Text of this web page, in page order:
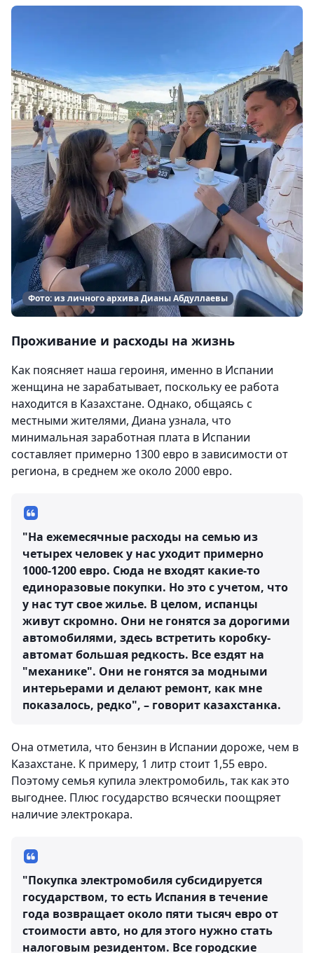
Фото: из личного архива Дианы Абдуллаевы
Проживание и расходы на жизнь
Как поясняет наша героиня, именно в Испании
женщина не зарабатывает, поскольку ее работа
находится в Казахстане. Однако, общаясь с
местными жителями, Диана узнала, что
минимальная заработная плата в Испании
составляет примерно 1300 евро в зависимости от
региона, в среднем же около 2000 евро.
"На ежемесячные расходы на семью из
четырех человек у нас уходит примерно
1000-1200 евро. Сюда не входят какие-то
единоразовые покупки. Но это с учетом, что
у нас тут свое жилье. В целом, испанцы
живут скромно. Они не гонятся за дорогими
автомобилями, здесь встретить коробку-
автомат большая редкость. Все ездят на
"механике". Они не гонятся за модными
интерьерами и делают ремонт, как мне
показалось, редко", – говорит казахстанка.
Она отметила, что бензин в Испании дороже, чем в
Казахстане. К примеру, 1 литр стоит 1,55 евро.
Поэтому семья купила электромобиль, так как это
выгоднее. Плюс государство всячески поощряет
наличие электрокара.
"Покупка электромобиля субсидируется
государством, то есть Испания в течение
года возвращает около пяти тысяч евро от
стоимости авто, но для этого нужно стать
налоговым резидентом. Все городские